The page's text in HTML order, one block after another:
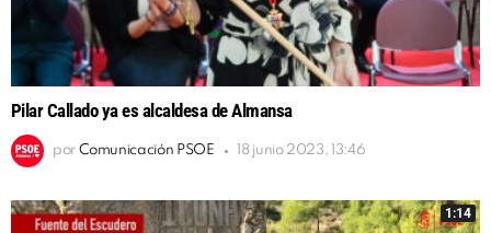
Pilar Callado ya es alcaldesa de Almansa
por Comunicación PSOE 18 junio 2023, 13:46
1:14